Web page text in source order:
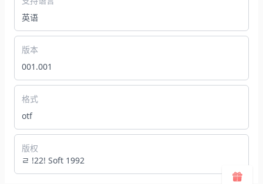
英语
版本
001.001
格式
otf
版权
ﾩ !22! Soft 1992